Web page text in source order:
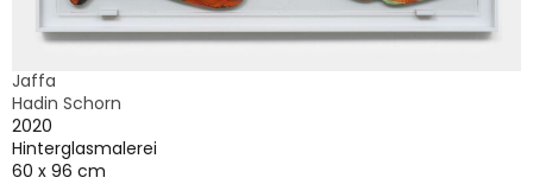
Jaffa
Hadin Schorn
2020
Hinterglasmalerei
60 x 96 cm